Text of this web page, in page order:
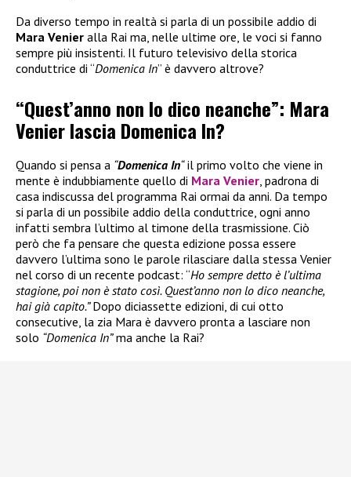
Da diverso tempo in realtà si parla di un possibile addio di
Mara Venier alla Rai ma, nelle ultime ore, le voci si fanno
sempre più insistenti. Il futuro televisivo della storica
conduttrice di “Domenica In” è davvero altrove?
“Quest’anno non lo dico neanche”: Mara
Venier lascia Domenica In?
Quando si pensa a “Domenica In“il primo volto che viene in
mente è indubbiamente quello di Mara Venier , padrona di
casa indiscussa del programma Rai ormai da anni. Da tempo
si parla di un possibile addio della conduttrice, ogni anno
infatti sembra l’ultimo al timone della trasmissione. Ciò
però che fa pensare che questa edizione possa essere
davvero l’ultima sono le parole rilasciare dalla stessa Venier
nel corso di un recente podcast: “Ho sempre detto è l’ultima
stagione, poi non è stato così. Quest’anno non lo dico neanche,
hai già capito.”Dopo diciassette edizioni, di cui otto
consecutive, la zia Mara è davvero pronta a lasciare non
solo “Domenica In”ma anche la Rai?